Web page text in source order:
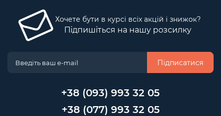
Хочете бути в курсі всіх акцій і знижок?
Підпишіться на нашу розсилку
Підписатися
+38 (093) 993 32 05
+38 (077) 993 32 05